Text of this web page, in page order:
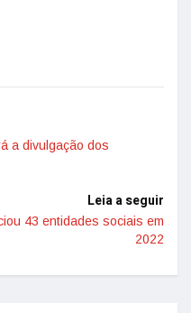
a divulgação dos
Leia a seguir
43 entidades sociais em
2022